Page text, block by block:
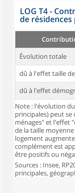
LOG T4 -
de résidences
Évolution totale
dû à l'effet taille
dû à l'effet
Note : l'évolution
principales) peut
ménages" et l'effet
de la taille
logement
complément est
être positifs ou
Sources : Insee,
principales,